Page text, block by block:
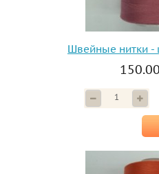
Швейные нитки -